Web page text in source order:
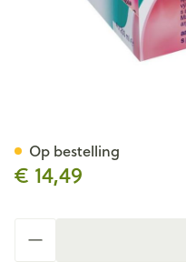
€ 14,49
Op bestelling